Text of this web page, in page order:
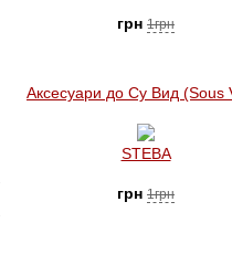
грн 1грн
Аксесуари до Су Вид (Sous
STEBA
грн 1грн